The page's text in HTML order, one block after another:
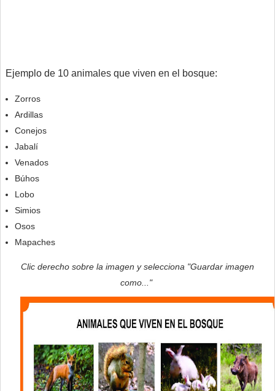
Ejemplo de 10 animales que viven en el bosque:
Zorros
Ardillas
Conejos
Jabalí
Venados
Búhos
Lobo
Simios
Osos
Mapaches
Clic derecho sobre la imagen y selecciona "Guardar imagen
como..."